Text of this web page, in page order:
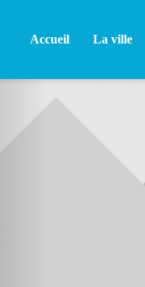
Accueil La ville